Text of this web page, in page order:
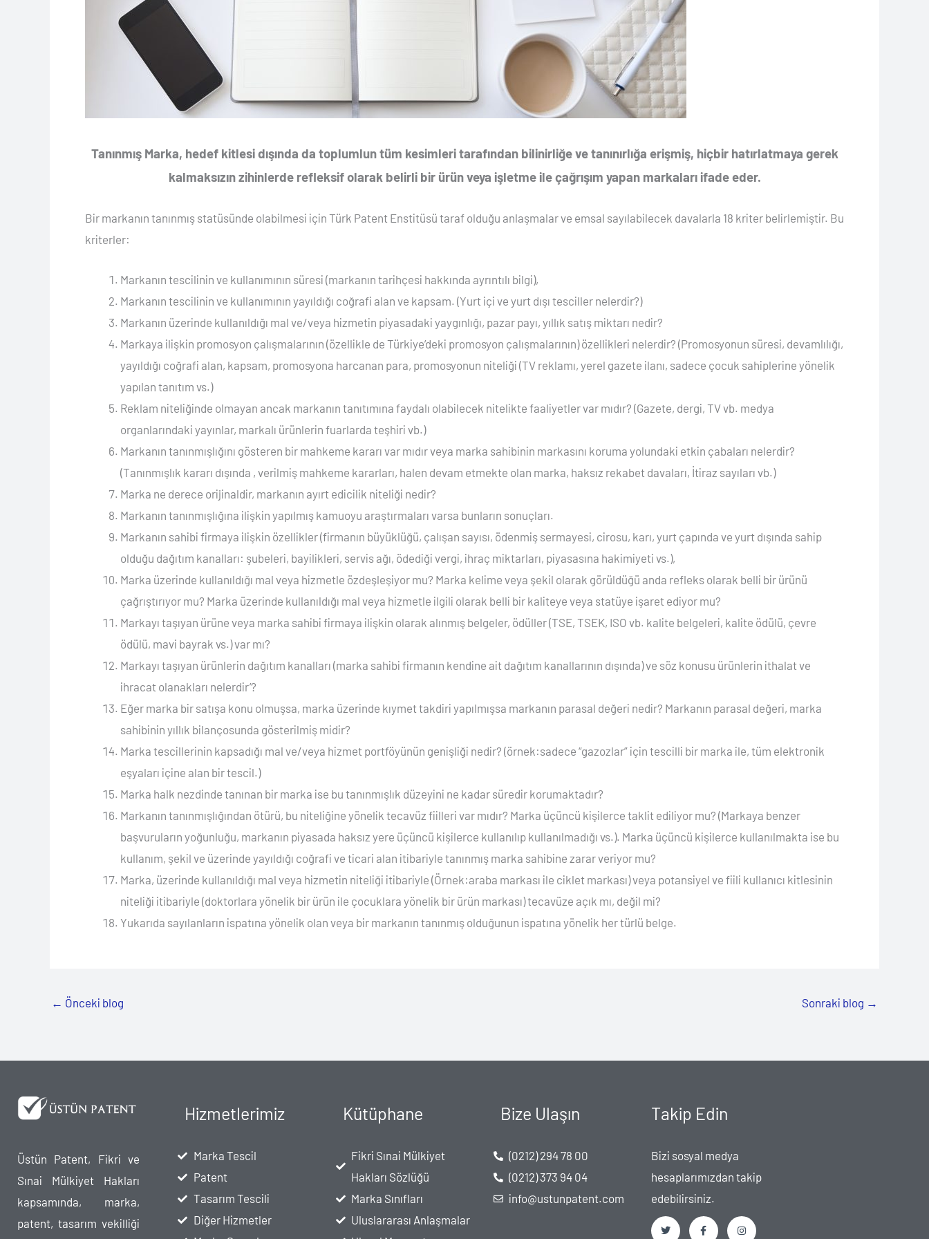
Tanınmış Marka, hedef kitlesi dışında da toplumlun tüm kesimleri tarafından bilinirliğe ve tanınırlığa erişmiş, hiçbir hatırlatmaya gerek
kalmaksızın zihinlerde refleksif olarak belirli bir ürün veya işletme ile çağrışım yapan markaları ifade eder.
Bir markanın tanınmış statüsünde olabilmesi için Türk Patent Enstitüsü taraf olduğu anlaşmalar ve emsal sayılabilecek davalarla 18 kriter belirlemiştir. Bu
kriterler:
Markanın tescilinin ve kullanımının süresi (markanın tarihçesi hakkında ayrıntılı bilgi),
Markanın tescilinin ve kullanımının yayıldığı coğrafi alan ve kapsam. (Yurt içi ve yurt dışı tesciller nelerdir?)
Markanın üzerinde kullanıldığı mal ve/veya hizmetin piyasadaki yaygınlığı, pazar payı, yıllık satış miktarı nedir?
Markaya ilişkin promosyon çalışmalarının (özellikle de Türkiye’deki promosyon çalışmalarının) özellikleri nelerdir? (Promosyonun süresi, devamlılığı,
yayıldığı coğrafi alan, kapsam, promosyona harcanan para, promosyonun niteliği (TV reklamı, yerel gazete ilanı, sadece çocuk sahiplerine yönelik
yapılan tanıtım vs.)
Reklam niteliğinde olmayan ancak markanın tanıtımına faydalı olabilecek nitelikte faaliyetler var mıdır? (Gazete, dergi, TV vb. medya
organlarındaki yayınlar, markalı ürünlerin fuarlarda teşhiri vb.)
Markanın tanınmışlığını gösteren bir mahkeme kararı var mıdır veya marka sahibinin markasını koruma yolundaki etkin çabaları nelerdir?
(Tanınmışlık kararı dışında , verilmiş mahkeme kararları, halen devam etmekte olan marka, haksız rekabet davaları, İtiraz sayıları vb.)
Marka ne derece orijinaldir, markanın ayırt edicilik niteliği nedir?
Markanın tanınmışlığına ilişkin yapılmış kamuoyu araştırmaları varsa bunların sonuçları.
Markanın sahibi firmaya ilişkin özellikler (firmanın büyüklüğü, çalışan sayısı, ödenmiş sermayesi, cirosu, karı, yurt çapında ve yurt dışında sahip
olduğu dağıtım kanalları: şubeleri, bayilikleri, servis ağı, ödediği vergi, ihraç miktarları, piyasasına hakimiyeti vs.),
Marka üzerinde kullanıldığı mal veya hizmetle özdeşleşiyor mu? Marka kelime veya şekil olarak görüldüğü anda refleks olarak belli bir ürünü
çağrıştırıyor mu? Marka üzerinde kullanıldığı mal veya hizmetle ilgili olarak belli bir kaliteye veya statüye işaret ediyor mu?
Markayı taşıyan ürüne veya marka sahibi firmaya ilişkin olarak alınmış belgeler, ödüller (TSE, TSEK, ISO vb. kalite belgeleri, kalite ödülü, çevre
ödülü, mavi bayrak vs.) var mı?
Markayı taşıyan ürünlerin dağıtım kanalları (marka sahibi firmanın kendine ait dağıtım kanallarının dışında) ve söz konusu ürünlerin ithalat ve
ihracat olanakları nelerdir’?
Eğer marka bir satışa konu olmuşsa, marka üzerinde kıymet takdiri yapılmışsa markanın parasal değeri nedir? Markanın parasal değeri, marka
sahibinin yıllık bilançosunda gösterilmiş midir?
Marka tescillerinin kapsadığı mal ve/veya hizmet portföyünün genişliği nedir? (örnek:sadece “gazozlar” için tescilli bir marka ile, tüm elektronik
eşyaları içine alan bir tescil.)
Marka halk nezdinde tanınan bir marka ise bu tanınmışlık düzeyini ne kadar süredir korumaktadır?
Markanın tanınmışlığından ötürü, bu niteliğine yönelik tecavüz fiilleri var mıdır? Marka üçüncü kişilerce taklit ediliyor mu? (Markaya benzer
başvuruların yoğunluğu, markanın piyasada haksız yere üçüncü kişilerce kullanılıp kullanılmadığı vs.). Marka üçüncü kişilerce kullanılmakta ise bu
kullanım, şekil ve üzerinde yayıldığı coğrafi ve ticari alan itibariyle tanınmış marka sahibine zarar veriyor mu?
Marka, üzerinde kullanıldığı mal veya hizmetin niteliği itibariyle (Örnek:araba markası ile ciklet markası) veya potansiyel ve fiili kullanıcı kitlesinin
niteliği itibariyle (doktorlara yönelik bir ürün ile çocuklara yönelik bir ürün markası) tecavüze açık mı, değil mi?
Yukarıda sayılanların ispatına yönelik olan veya bir markanın tanınmış olduğunun ispatına yönelik her türlü belge.
← Önceki blog Sonraki blog →
Üstün Patent, Fikri ve
Sınai Mülkiyet Hakları
kapsamında, marka,
patent, tasarım vekilliği
Hizmetlerimiz
Marka Tescil
Patent
Tasarım Tescili
Diğer Hizmetler
Kütüphane
Fikri Sınai Mülkiyet
Hakları Sözlüğü
Marka Sınıfları
Uluslararası Anlaşmalar
Bize Ulaşın
(0212) 294 78 00
(0212) 373 94 04
info@ustunpatent.com
Takip Edin
Bizi sosyal medya
hesaplarımızdan takip
edebilirsiniz.